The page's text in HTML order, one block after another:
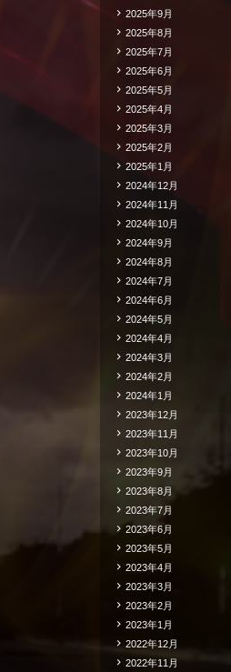
2025年9月
2025年8月
2025年7月
2025年6月
2025年5月
2025年4月
2025年3月
2025年2月
2025年1月
2024年12月
2024年11月
2024年10月
2024年9月
2024年8月
2024年7月
2024年6月
2024年5月
2024年4月
2024年3月
2024年2月
2024年1月
2023年12月
2023年11月
2023年10月
2023年9月
2023年8月
2023年7月
2023年6月
2023年5月
2023年4月
2023年3月
2023年2月
2023年1月
2022年12月
2022年11月